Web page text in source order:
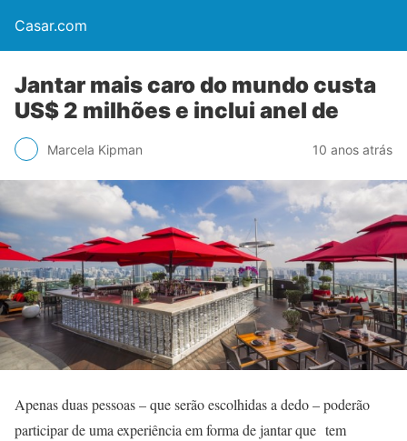
Casar.com
Jantar mais caro do mundo custa
US$ 2 milhões e inclui anel de
Marcela Kipman 10 anos atrás
Apenas duas pessoas – que serão escolhidas a dedo – poderão
participar de uma experiência em forma de jantar que tem